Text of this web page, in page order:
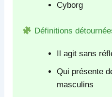
Cyborg
Définitions
Il agit sans
Qui présente
masculins